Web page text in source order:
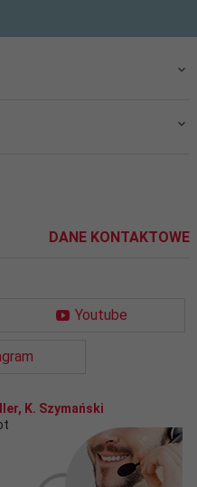
DANE KONTAKTOWE
Youtube
K. Szymański